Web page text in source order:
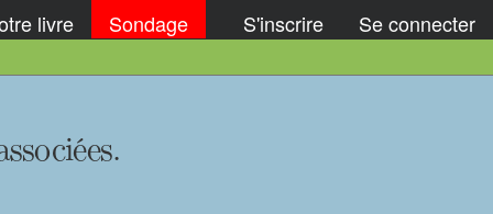
livre Sondage S'inscrire Se connecter